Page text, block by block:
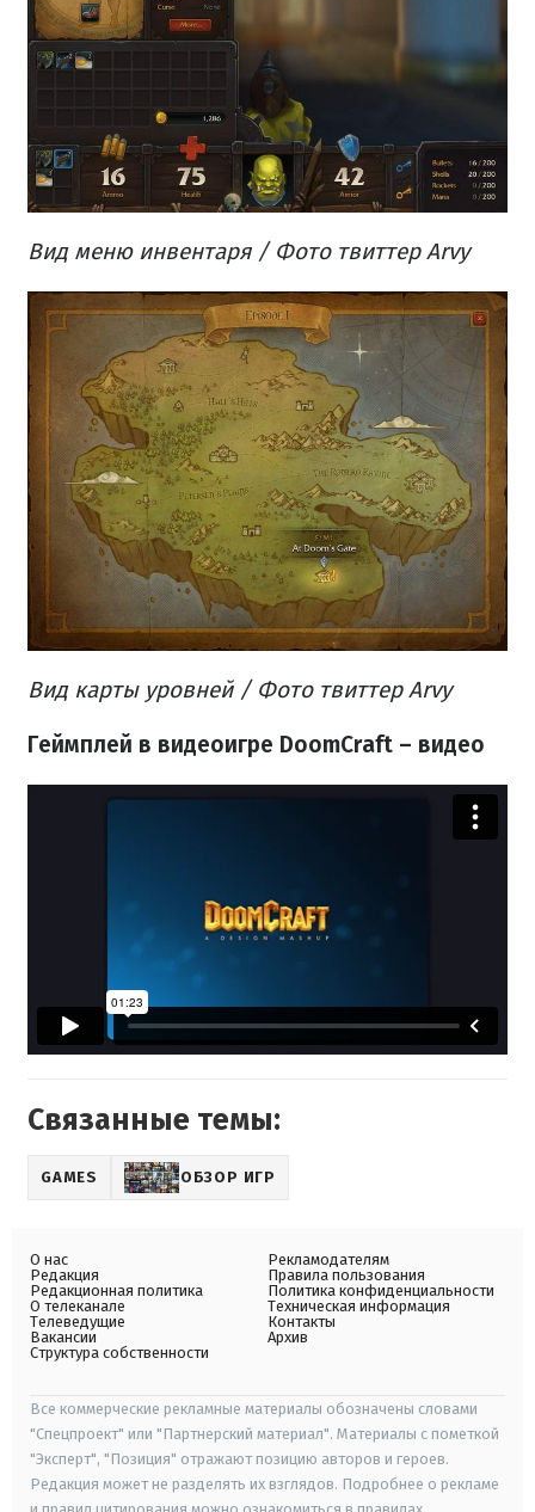
Вид меню инвентаря / Фото твиттер Arvy
Вид карты уровней / Фото твиттер Arvy
Геймплей в видеоигре DoomCraft – видео
Связанные темы:
GAMES ОБЗОР ИГР
О нас
Редакция
Редакционная политика
О телеканале
Телеведущие
Вакансии
Структура собственности
Рекламодателям
Правила пользования
Политика конфиденциальности
Техническая информация
Контакты
Архив
Все коммерческие рекламные материалы обозначены словами
"Спецпроект" или "Партнерский материал". Материалы с пометкой
"Эксперт", "Позиция" отражают позицию авторов и героев.
Редакция может не разделять их взглядов. Подробнее о рекламе